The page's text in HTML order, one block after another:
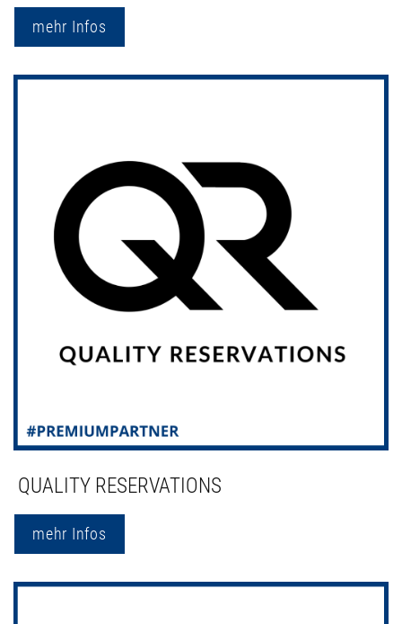
mehr Infos
QUALITY RESERVATIONS
mehr Infos